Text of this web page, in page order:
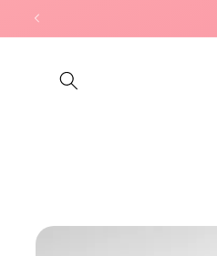
directamente
al contenido
directamente